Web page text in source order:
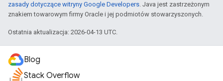
zasady dotyczące witryny Google Developers. Java jest zastrzeżonym
znakiem towarowym firmy Oracle i jej podmiotów stowarzyszonych.
Ostatnia aktualizacja: 2026-04-13 UTC.
Blog
Stack Overflow